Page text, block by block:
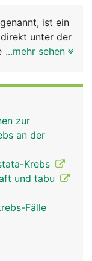
ist ein
unter der
Harnröhre
...mehr sehen
zur
an der
Krebs
und tabu
Fälle